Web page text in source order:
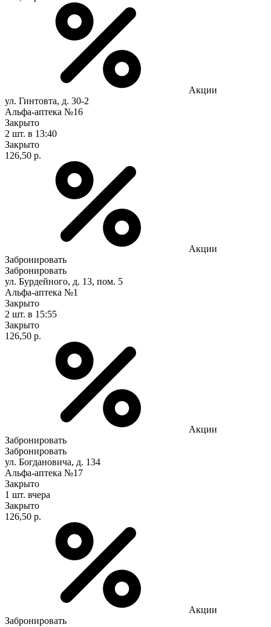
Акции
ул. Гинтовта, д. 30-2
Альфа-аптека №16
Закрыто
2 шт. в 13:40
Закрыто
126,50 р.
Акции
Забронировать
Забронировать
ул. Бурдейного, д. 13, пом. 5
Альфа-аптека №1
Закрыто
2 шт. в 15:55
Закрыто
126,50 р.
Акции
Забронировать
Забронировать
ул. Богдановича, д. 134
Альфа-аптека №17
Закрыто
1 шт. вчера
Закрыто
126,50 р.
Акции
Забронировать